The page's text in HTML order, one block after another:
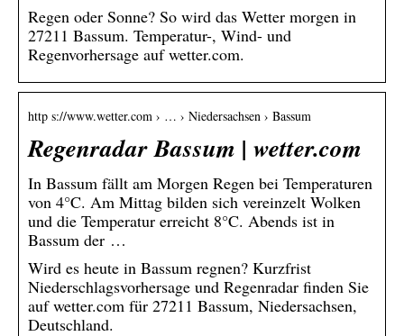
Regen oder Sonne? So wird das Wetter morgen in
27211 Bassum. Temperatur-, Wind- und
Regenvorhersage auf wetter.com.
http s://www.wetter.com › … › Niedersachsen › Bassum
Regenradar Bassum | wetter.com
In Bassum fällt am Morgen Regen bei Temperaturen
von 4°C. Am Mittag bilden sich vereinzelt Wolken
und die Temperatur erreicht 8°C. Abends ist in
Bassum der …
Wird es heute in Bassum regnen? Kurzfrist
Niederschlagsvorhersage und Regenradar finden Sie
auf wetter.com für 27211 Bassum, Niedersachsen,
Deutschland.